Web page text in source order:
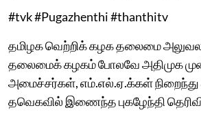
#tvk #Pugazhenthi #thanthitv
தமிழக வெற்றிக் கழக தலைமை
தலைமைக் கழகம் போலவே அதிமுக
அமைச்சர்கள், எம்.எல்.ஏ.க்கள்
தவெகவில் இணைந்த புகழேந்தி